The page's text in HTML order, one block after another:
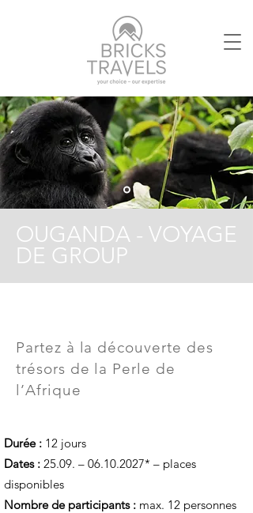
OUGANDA - VOYAGE
DE GROUP
Partez à la découverte des
trésors de la Perle de
l’Afrique
Durée : 12 jours
Dates : 25.09. – 06.10.2027* – places
disponibles
Nombre de participants : max. 12 personnes